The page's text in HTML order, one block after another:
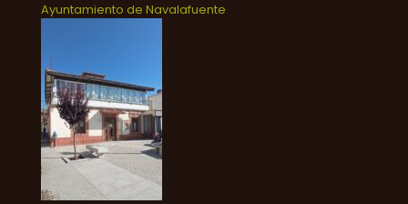
Ayuntamiento de Navalafuente